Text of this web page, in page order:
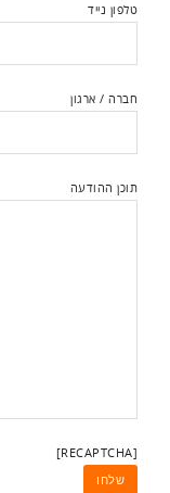
טלפון נייד
חברה / ארגון
תוכן ההודעה
[RECAPTCHA]